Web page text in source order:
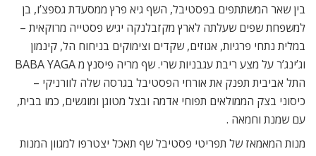
בין שאר המשתתפים בפסטיבל, השף גיא פרץ ממסעדת גספצ’ו, בן
למשפחת שפים שעלתה לארץ מקזבלנקה יגיש פסטייה מרוקאית –
במלית נתחי פרגיות, אגוזים, שקדים וצימוקים בניחוח הל, קינמון
וג’ינג’ר על מצע ריבת עגבניות שרי. שף מריה פיסנץ מ BABA YAGA
התל אביבית תפנק את אורחי הפסטיבל בגרסה שלה לוורניקי –
כיסוני בצק הממולאים תפוחי אדמה ובצל מטוגן ומוגשים, כמו בבית,
עם שמנת וחמאה .
מנות המאמאז של תפריטי פסטיבל שף תאכל יצטרפו למגוון המנות